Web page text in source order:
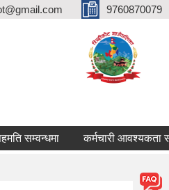
9760870079
कर्मचारी आवश्यकता